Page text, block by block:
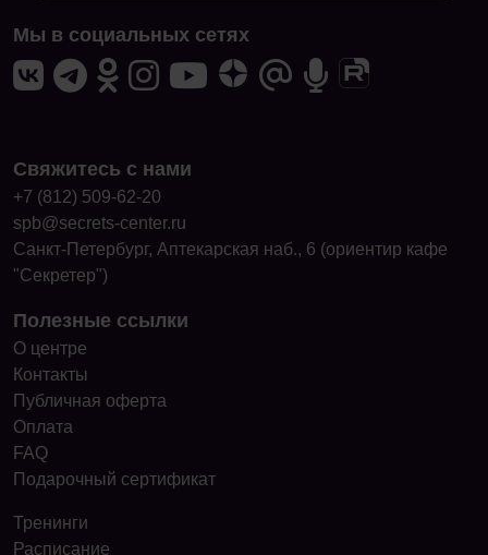
Мы в социальных сетях
Свяжитесь с нами
+7 (812) 509-62-20
spb@secrets-center.ru
Санкт-Петербург, Аптекарская наб., 6 (ориентир кафе
"Секретер")
Полезные ссылки
О центре
Контакты
Публичная оферта
Оплата
FAQ
Подарочный сертификат
Тренинги
Расписание